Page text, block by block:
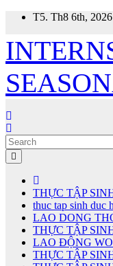
Skip
content
T5. Th8 6th, 2026
THỰC TẬP
thuc tap sinh duc
LAO DONG
THỰC TẬP
LAO ĐỘNG
THỰC TẬP